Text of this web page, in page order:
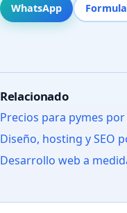
WhatsApp
Relacionado
Precios para pymes
Diseño, hosting y SEO
Desarrollo web a